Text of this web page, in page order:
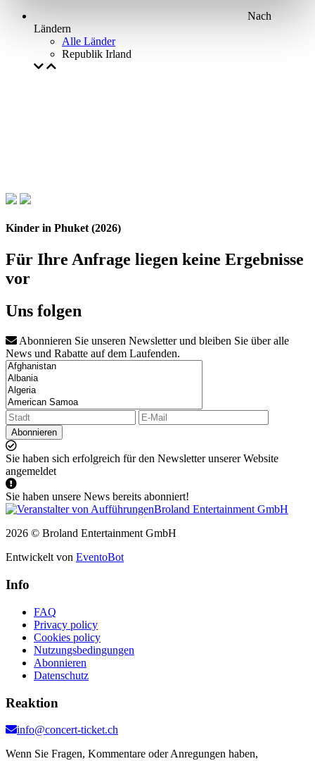
Nach
Ländern
Alle Länder
Republik Irland
Kinder in Phuket (2026)
Für Ihre Anfrage liegen keine Ergebnisse
vor
Uns folgen
Abonnieren Sie unseren Newsletter und bleiben Sie über alle
News und Rabatte auf dem Laufenden.
Abonnieren
Sie haben sich erfolgreich für den Newsletter unserer Website
angemeldet
Sie haben unsere News bereits abonniert!
2026 © Broland Entertainment GmbH
Entwickelt von EventoBot
Info
FAQ
Privacy policy
Cookies policy
Nutzungsbedingungen
Abonnieren
Datenschutz
Reaktion
info@concert-ticket.ch
Wenn Sie Fragen, Kommentare oder Anregungen haben,